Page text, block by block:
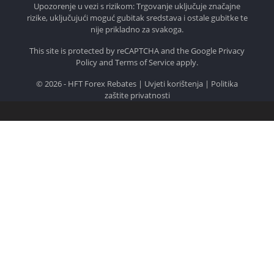
Upozorenje u vezi s rizikom: Trgovanje uključuje značajne
rizike, uključujući moguć gubitak sredstava i ostale gubitke te
nije prikladno za svakoga.
This site is protected by reCAPTCHA and the Google Privacy
Policyand Terms of Serviceapply.
© 2026 - HFT Forex Rebates | Uvjeti korištenja | Politika
zaštite privatnosti